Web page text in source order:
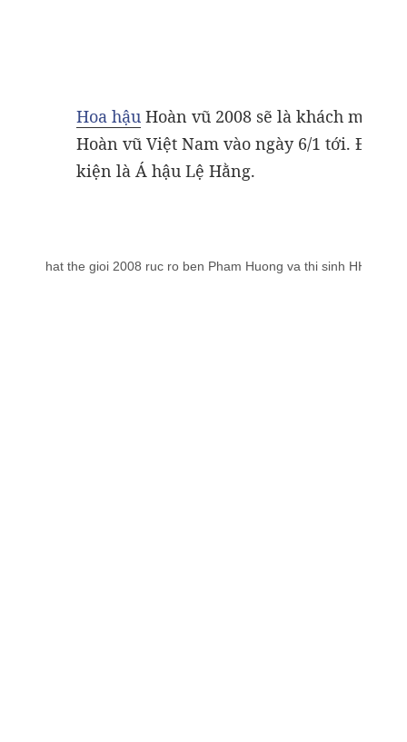
Hoa hậu Hoàn vũ 2008 sẽ là khách mời
Hoàn vũ Việt Nam vào ngày 6/1 tới. Đón
kiện là Á hậu Lệ Hằng.